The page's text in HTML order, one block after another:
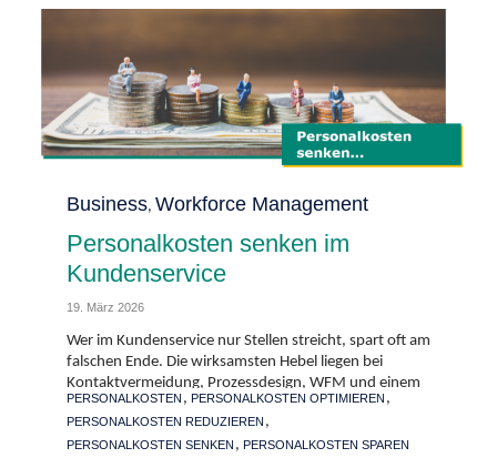
Category
Business, Workforce Management
Personalkosten senken im
Kundenservice
19. März 2026
Wer im Kundenservice nur Stellen streicht, spart oft am
falschen Ende. Die wirksamsten Hebel liegen bei
Kontaktvermeidung, Prozessdesign, WFM und einem
nüchternen Umgang mit KI-bedingter Überkapazität.
Tags
PERSONALKOSTEN , PERSONALKOSTEN OPTIMIEREN ,
PERSONALKOSTEN REDUZIEREN ,
PERSONALKOSTEN SENKEN , PERSONALKOSTEN SPAREN